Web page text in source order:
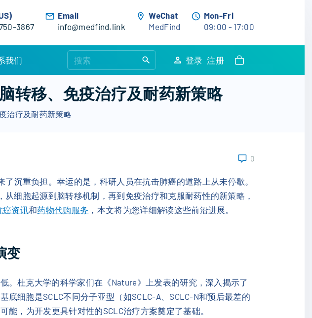
3867
Email
info@medfind.link
WeChat
MedFind
Mon-Fri
09:00 - 17:00
我们
e
登录 注册
转移、免疫治疗及耐药新策略
治疗及耐药新策略
0
沉重负担。幸运的是，科研人员在抗击肺癌的道路上从未停歇。
细胞起源到脑转移机制，再到免疫治疗和克服耐药性的新策略，
癌资讯和药物代购服务 ，本文将为您详细解读这些前沿进展。
变
。杜克大学的科学家们在《Nature》上发表的研究，深入揭示了
细胞是SCLC不同分子亚型（如SCLC-A、SCLC-N和预后最差的
，为开发更具针对性的SCLC治疗方案奠定了基础。